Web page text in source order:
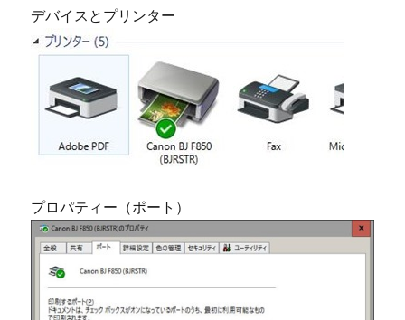
デバイスとプリンター
プロパティー（ポート）